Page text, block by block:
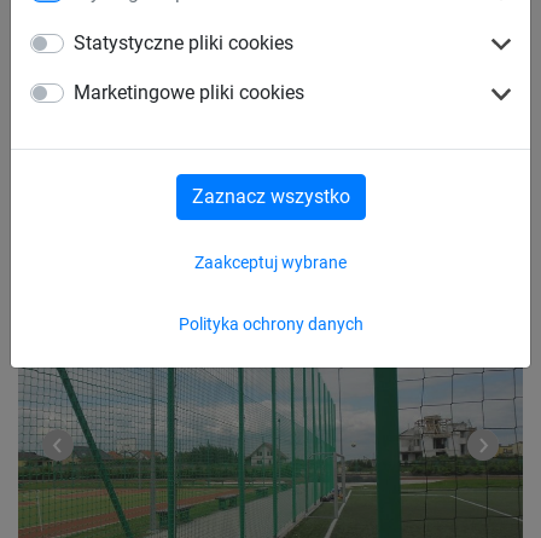
Statystyczne pliki cookies
Marketingowe pliki cookies
Polityka ochrony danych
Zaakceptuj wybrane
Zaznacz wszystko
Piłkochwyt (4 x 36 m)